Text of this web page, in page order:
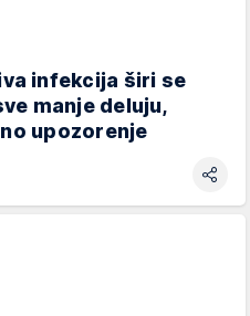
infekcija širi se
manje deluju,
upozorenje